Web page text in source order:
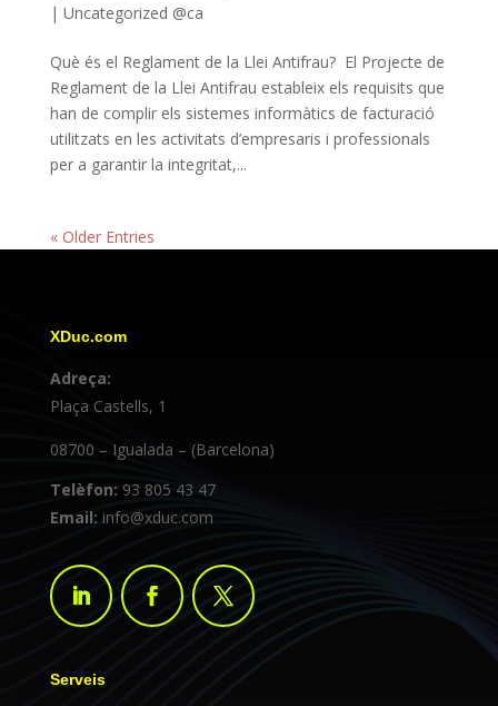
| Uncategorized @ca
Què és el Reglament de la Llei Antifrau? El Projecte de
Reglament de la Llei Antifrau estableix els requisits que
han de complir els sistemes informàtics de facturació
utilitzats en les activitats d’empresaris i professionals
per a garantir la integritat,...
« Older Entries
XDuc.com
Adreça:
Plaça Castells, 1
08700 – Igualada – (Barcelona)
Telèfon: 93 805 43 47
Email: info@xduc.com
Serveis